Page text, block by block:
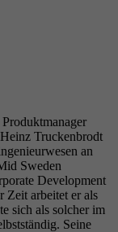
Truckenbrodt
an
Sweden
Development
Zeit arbeitet er als
sich als solcher im
Seine